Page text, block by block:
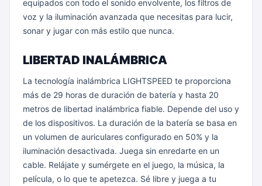
equipados con todo el sonido envolvente, los filtros de
voz y la iluminación avanzada que necesitas para lucir,
sonar y jugar con más estilo que nunca.
LIBERTAD INALÁMBRICA
La tecnología inalámbrica LIGHTSPEED te proporciona
más de 29 horas de duración de batería y hasta 20
metros de libertad inalámbrica fiable. Depende del uso y
de los dispositivos. La duración de la batería se basa en
un volumen de auriculares configurado en 50% y la
iluminación desactivada. Juega sin enredarte en un
cable. Relájate y sumérgete en el juego, la música, la
película, o lo que te apetezca. Sé libre y juega a tu